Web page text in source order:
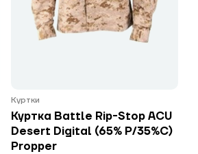
Куртки
Куртка Battle Rip-Stop ACU
Desert Digital (65% P/35%C)
Propper